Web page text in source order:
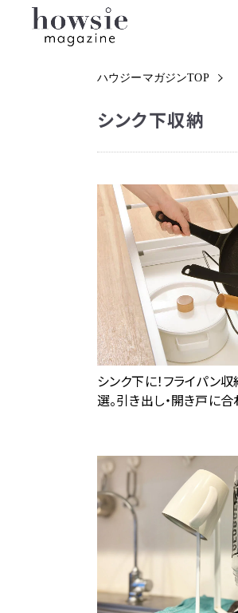
ハウジーマガジンTOP
シンク下収納
シンク下に！フライパン
選。引き出し・開き戸に